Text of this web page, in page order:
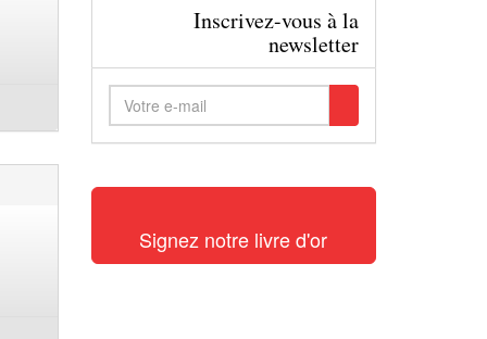
Inscrivez-vous à la
newsletter
Signez notre livre d'or